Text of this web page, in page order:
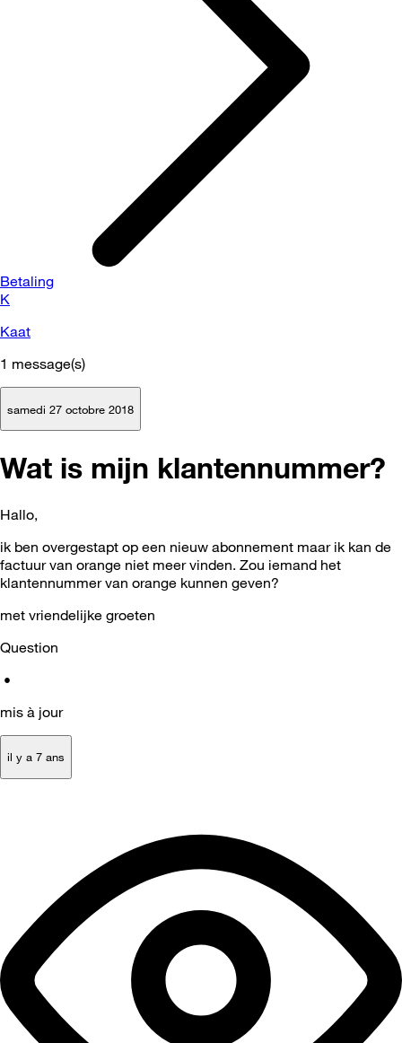
Betaling
K
Kaat
1 message(s)
samedi 27 octobre 2018
Wat is mijn klantennummer?
Hallo,
ik ben overgestapt op een nieuw abonnement maar ik kan de
factuur van orange niet meer vinden. Zou iemand het
klantennummer van orange kunnen geven?
met vriendelijke groeten
Question
•
mis à jour
il y a 7 ans